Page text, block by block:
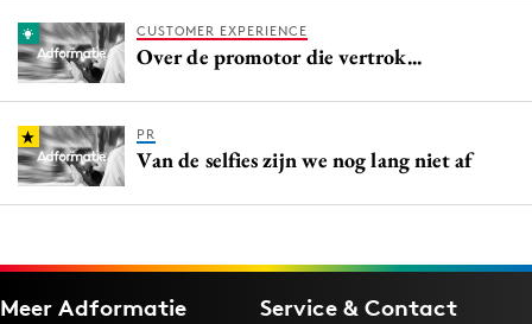
CUSTOMER EXPERIENCE
Over de promotor die vertrok...
PR
Van de selfies zijn we nog lang niet af
Meer Adformatie Service & Contact